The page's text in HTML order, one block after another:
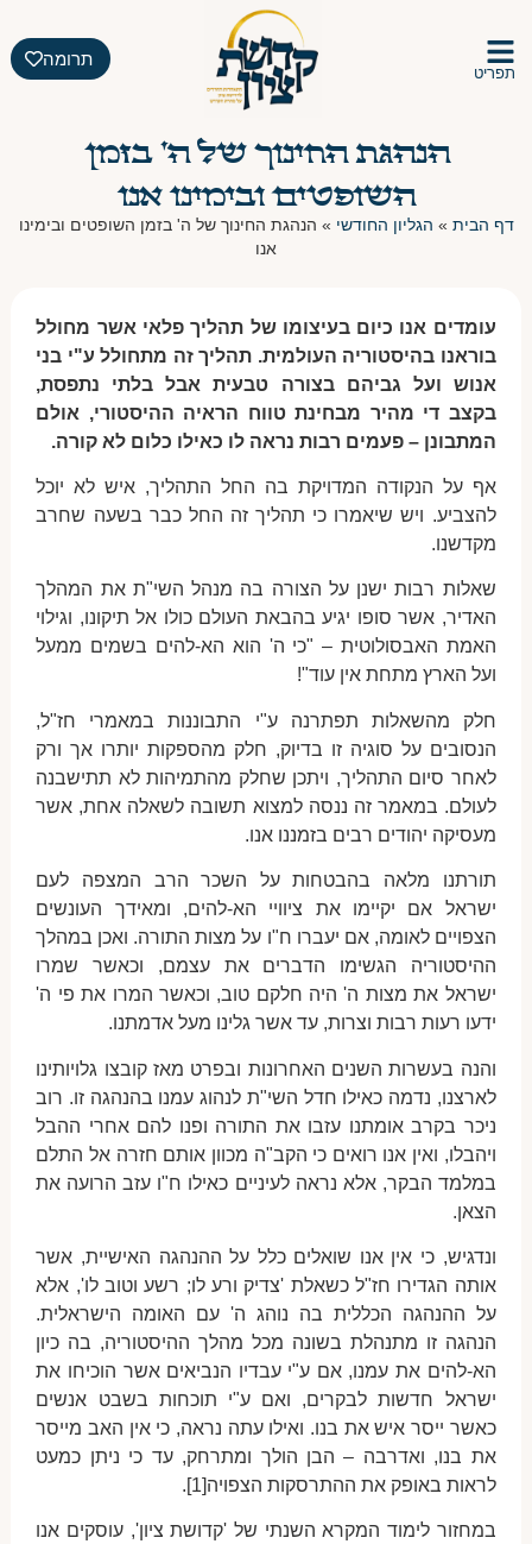
תפריט
תרומה
הנהגת החינוך של ה' בזמן
השופטים ובימינו אנו
דף הבית » הגליון החודשי » הנהגת החינוך של ה' בזמן השופטים ובימינו
אנו
עומדים אנו כיום בעיצומו של תהליך פלאי אשר מחולל
בוראנו בהיסטוריה העולמית. תהליך זה מתחולל ע"י בני
אנוש ועל גביהם בצורה טבעית אבל בלתי נתפסת,
בקצב די מהיר מבחינת טווח הראיה ההיסטורי, אולם
המתבונן – פעמים רבות נראה לו כאילו כלום לא קורה.
אף על הנקודה המדויקת בה החל התהליך, איש לא יוכל
להצביע. ויש שיאמרו כי תהליך זה החל כבר בשעה שחרב
מקדשנו.
שאלות רבות ישנן על הצורה בה מנהל השי"ת את המהלך
האדיר, אשר סופו יגיע בהבאת העולם כולו אל תיקונו, וגילוי
האמת האבסולוטית – "כי ה' הוא הא-להים בשמים ממעל
ועל הארץ מתחת אין עוד"!
חלק מהשאלות תפתרנה ע"י התבוננות במאמרי חז"ל,
הנסובים על סוגיה זו בדיוק, חלק מהספקות יותרו אך ורק
לאחר סיום התהליך, ויתכן שחלק מהתמיהות לא תתישבנה
לעולם. במאמר זה ננסה למצוא תשובה לשאלה אחת, אשר
מעסיקה יהודים רבים בזמננו אנו.
תורתנו מלאה בהבטחות על השכר הרב המצפה לעם
ישראל אם יקיימו את ציוויי הא-להים, ומאידך העונשים
הצפויים לאומה, אם יעברו ח"ו על מצות התורה. ואכן במהלך
ההיסטוריה הגשימו הדברים את עצמם, וכאשר שמרו
ישראל את מצות ה' היה חלקם טוב, וכאשר המרו את פי ה'
ידעו רעות רבות וצרות, עד אשר גלינו מעל אדמתנו.
והנה בעשרות השנים האחרונות ובפרט מאז קובצו גלויותינו
לארצנו, נדמה כאילו חדל השי"ת לנהוג עמנו בהנהגה זו. רוב
ניכר בקרב אומתנו עזבו את התורה ופנו להם אחרי ההבל
ויהבלו, ואין אנו רואים כי הקב"ה מכוון אותם חזרה אל התלם
במלמד הבקר, אלא נראה לעיניים כאילו ח"ו עזב הרועה את
הצאן.
ונדגיש, כי אין אנו שואלים כלל על ההנהגה האישיית, אשר
אותה הגדירו חז"ל כשאלת 'צדיק ורע לו; רשע וטוב לו', אלא
על ההנהגה הכללית בה נוהג ה' עם האומה הישראלית.
הנהגה זו מתנהלת בשונה מכל מהלך ההיסטוריה, בה כיון
הא-להים את עמנו, אם ע"י עבדיו הנביאים אשר הוכיחו את
ישראל חדשות לבקרים, ואם ע"י תוכחות בשבט אנשים
כאשר ייסר איש את בנו. ואילו עתה נראה, כי אין האב מייסר
את בנו, ואדרבה – הבן הולך ומתרחק, עד כי ניתן כמעט
לראות באופק את ההתרסקות הצפויה[1].
במחזור לימוד המקרא השנתי של 'קדושת ציון', עוסקים אנו